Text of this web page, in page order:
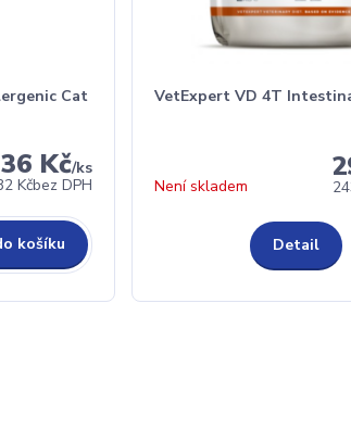
Cat
36 Kč/ks
Kčbez DPH
košíku
VetExpert VD 4T
Není skladem
Detail